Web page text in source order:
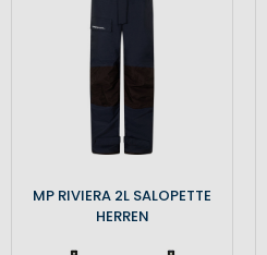
MP RIVIERA 2L SALOPETTE
HERREN